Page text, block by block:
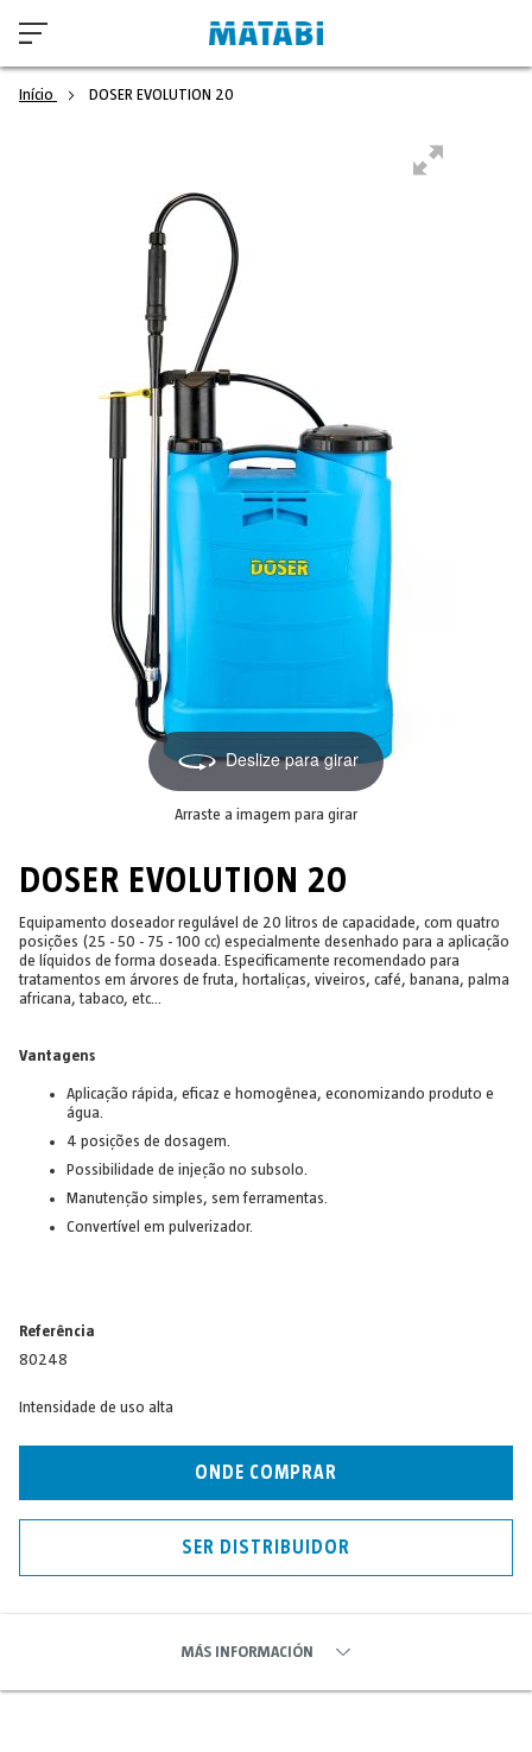
Início DOSER EVOLUTION 20
Deslize para girar
Arraste a imagem para girar
DOSER EVOLUTION 20
Equipamento doseador regulável de 20 litros de capacidade, com quatro
posições (25 - 50 - 75 - 100 cc) especialmente desenhado para a aplicação
de líquidos de forma doseada. Especificamente recomendado para
tratamentos em árvores de fruta, hortaliças, viveiros, café, banana, palma
africana, tabaco, etc...
Vantagens
Aplicação rápida, eficaz e homogênea, economizando produto e
água.
4 posições de dosagem.
Possibilidade de injeção no subsolo.
Manutenção simples, sem ferramentas.
Convertível em pulverizador.
Referência
80248
Intensidade de uso alta
ONDE COMPRAR
SER DISTRIBUIDOR
MÁS INFORMACIÓN